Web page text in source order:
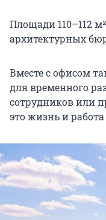
Площади 110–112
архитектурных
Вместе с офисом
для временного
сотрудников или
это жизнь и